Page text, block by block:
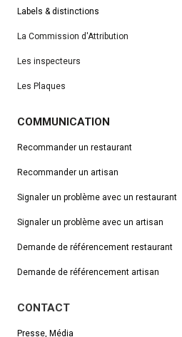
Labels & distinctions
La Commission d'Attribution
Les inspecteurs
Les Plaques
COMMUNICATION
Recommander un restaurant
Recommander un artisan
Signaler un problème avec un restaurant
Signaler un problème avec un artisan
Demande de référencement restaurant
Demande de référencement artisan
CONTACT
Presse, Média